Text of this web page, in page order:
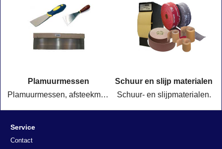
Plamuurmessen
Plamuurmessen, afsteekmessen in alle soorten en maten @ Valo Trading Ridderkerk
Schuur en slijp materialen
Schuur- en slijpmaterialen.
Service
Contact